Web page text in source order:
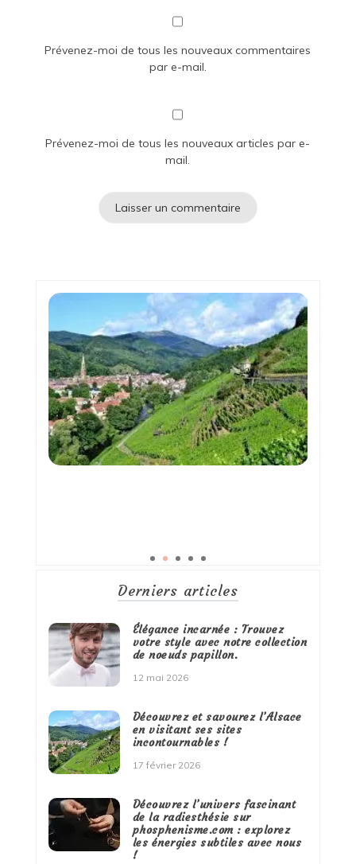
Prévenez-moi de tous les nouveaux commentaires
par e-mail.
Prévenez-moi de tous les nouveaux articles par e-
mail.
Derniers articles
Élégance incarnée : Trouvez
votre style avec notre collection
de noeuds papillon.
12 mai 2026
Découvrez et savourez l’Alsace
en visitant ses sites
incontournables !
17 février 2026
Découvrez l’univers fascinant
de la radiesthésie sur
phosphenisme.com : explorez
les énergies subtiles avec nous
!